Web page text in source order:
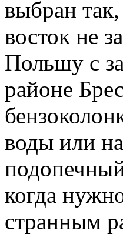
выбран
восток не
Польшу с
районе
воды или
когда
странным